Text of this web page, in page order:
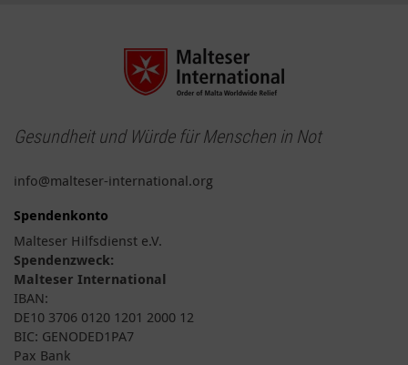
Gesundheit und Würde für Menschen in Not
info@malteser-international.org
Spendenkonto
Malteser Hilfsdienst e.V.
Spendenzweck:
Malteser International
IBAN:
DE10 3706 0120 1201 2000 12
BIC: GENODED1PA7
Pax Bank